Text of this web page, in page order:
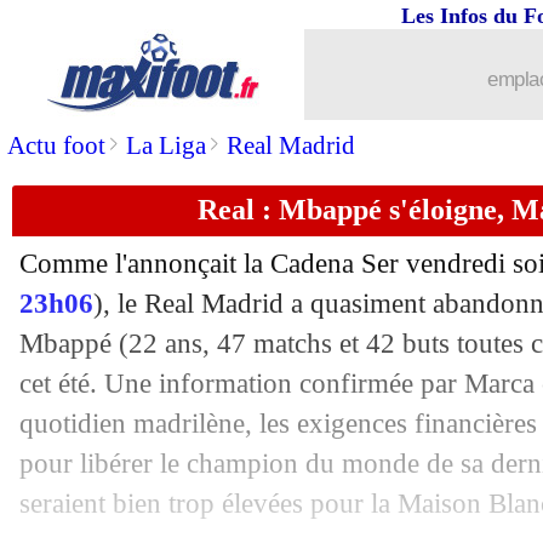
Actu foot> La Liga> Real Madrid
Les Infos du
Real : Mbappé s'éloigne,
Comme l'annonçait la Cadena Ser vendredi
23h06), le Real Madrid a quasiment
Mbappé (22 ans, 47 matchs et 42 buts toutes
cet été. Une information confirmée par Marca
quotidien madrilène, les exigences
pour libérer le champion du monde de sa
seraient bien trop élevées pour la Maison
: Ruiz-Atil vers un retour au
26/06 EdF: un 3-4-1-2 pour défier la Suisse
PHOTO
26/06 EdF: Hernandez bien présent à
26/06 Barça: Coutinho, un retour à l'Inter ?
26/06 Euro : 81% des joueurs misent sur la
26/06 EdF: Rabiot, Kimpembe n'a pas été
26/06 Inter: le PSG finalise l'opération